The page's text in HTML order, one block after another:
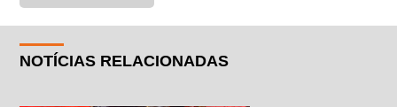
NOTÍCIAS RELACIONADAS